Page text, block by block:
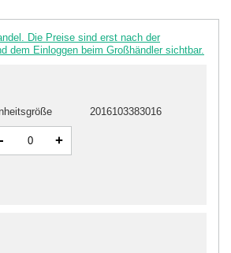
Die Preise sind erst nach der
dem Einloggen beim Großhändler sichtbar.
2016103383016
- +